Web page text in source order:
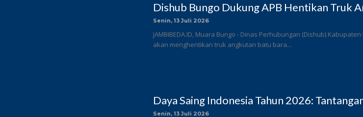
Dishub Bungo Dukung APB Hentikan Truk
Senin, 13 Juli 2026
JAMBIBEDA.ID, Muara Bungo - Dinas Perhubungan (Dishub)
akan menghentikan truk angkutan batu bara...
Daya Saing Indonesia Tahun 2026:
Senin, 13 Juli 2026